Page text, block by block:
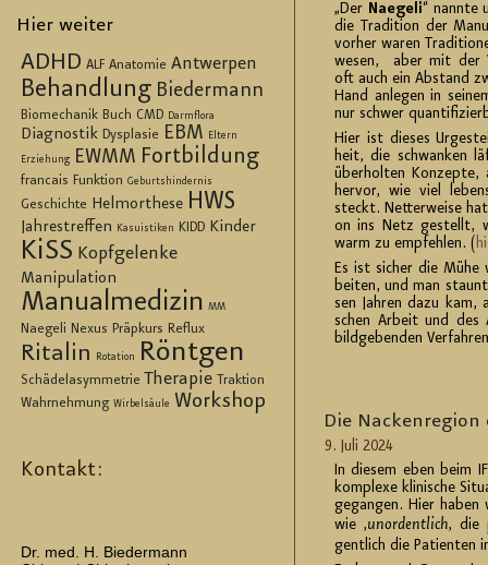
Hier weiter
ADHD ALF Anatomie Antwerpen
Behandlung Biedermann
Biomechanik Buch CMD Darmflora
Diagnostik Dysplasie EBM Eltern
Erziehung EWMM Fortbildung
francais Funktion Geburtshindernis
Geschichte Helmorthese HWS
Jahrestreffen Kasuistiken KIDD Kinder
KiSS Kopfgelenke
Manipulation
Manualmedizin MM
Naegeli Nexus Präpkurs Reflux
Ritalin Rotation Röntgen
Schädelasymmetrie Therapie Traktion
Wahrnehmung Wirbelsäule Workshop
Kontakt:
Dr. med. H. Biedermann
„Der Na­e­ge­li“ nann­te
die Tra­di­ti­on der
vor­her waren
we­sen, aber mit der
oft auch ein Ab­stand
Hand an­le­gen in
nur schwer
Hier ist die­ses
heit, die schwan­ken
über­hol­ten Kon­zep­te,
her­vor, wie viel
steckt. Net­ter­wei­se
on ins Netz ge­stellt,
warm zu emp­feh­len. (
Es ist si­cher die
bei­ten, und man
sen Jah­ren dazu
schen Ar­beit und des
bild­ge­ben­den
Die
9. Juli 2024
In die­sem eben beim
kom­ple­xe kli­ni­sche
ge­gan­gen. Hier haben
wie ‚un­or­dent­lich‚ die
gent­lich die Pa­ti­en­ten